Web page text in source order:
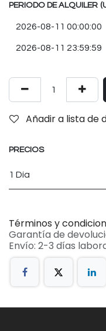
PERIODO DE ALQUILER
Añadir a lista de
PRECIOS
1 Día
Términos y
Garantía de
Envío: 2-3 días